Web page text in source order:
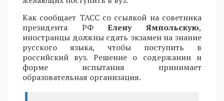
Как сообщает ТАСС со ссылкой на советника
президента РФЕлену Ямпольскую,
иностранцы должны сдать экзамен на знание
русского языка, чтобы поступить в
российский вуз. Решение о содержании и
форме испытания принимает
образовательная организация.